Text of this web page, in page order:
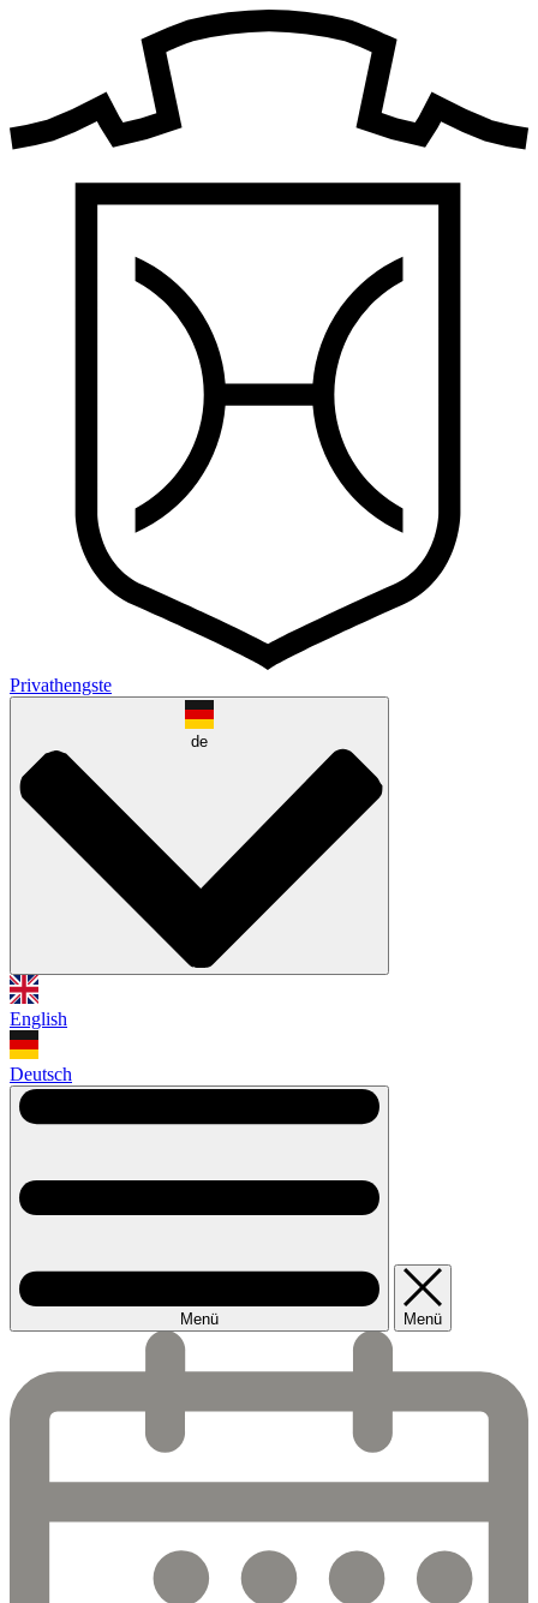
Privathengste
de
English
Deutsch
Menü Menü